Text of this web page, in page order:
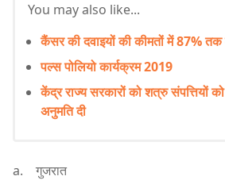
You may also like...
कैंसर की दवाइयों की कीमतों में 87% तक
पल्स पोलियो कार्यक्रम 2019
केंद्र राज्य सरकारों को शत्रु संपत्तियों
अनुमति दी
a. गुजरात